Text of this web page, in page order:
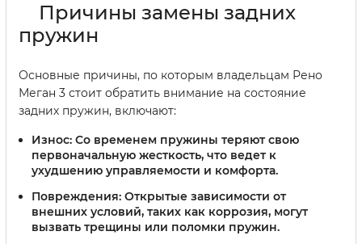
Причины замены задних
пружин
Основные причины, по которым владельцам Рено
Меган 3 стоит обратить внимание на состояние
задних пружин, включают:
Износ: Со временем пружины теряют свою
первоначальную жесткость, что ведет к
ухудшению управляемости и комфорта.
Повреждения: Открытые зависимости от
внешних условий, таких как коррозия, могут
вызвать трещины или поломки пружин.